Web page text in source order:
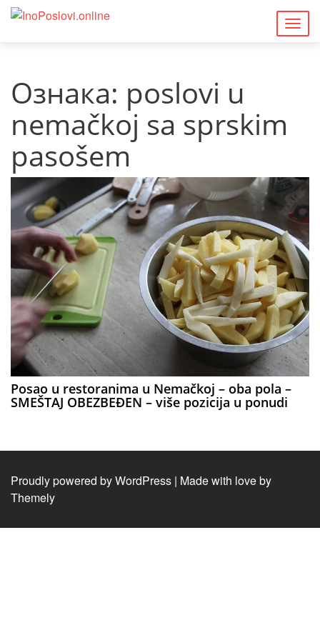
Ознака: poslovi u
nemačkoj sa sprskim
pasošem
Posao u restoranima u Nemačkoj – oba pola –
SMEŠTAJ OBEZBEĐEN – više pozicija u ponudi
Proudly powered by WordPress | Made with love by
Themely